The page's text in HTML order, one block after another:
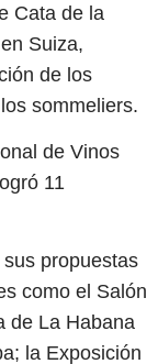
Cata de la
Suiza,
de los
sommeliers.
de Vinos
11
propuestas
como el Salón
de La Habana
la Exposición